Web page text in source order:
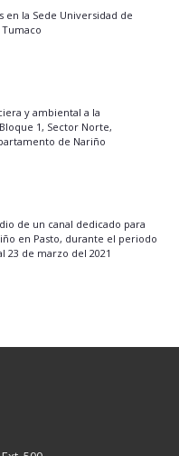
en la Sede Universidad de
y ambiental a la
1, Sector Norte,
de Nariño
de un canal dedicado para
en Pasto, durante el periodo
23 de marzo del 2021